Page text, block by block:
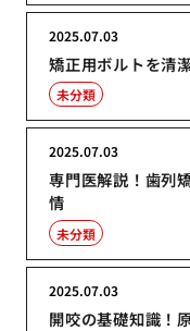
矯正用ボルトを清
2025.07.03
未分類
専門医解説！歯列
情
2025.07.03
未分類
開咬の基礎知識！
2025.07.03